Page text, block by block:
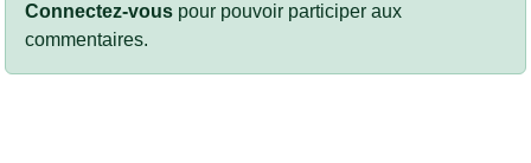
Connectez-vous pour pouvoir participer aux
commentaires.